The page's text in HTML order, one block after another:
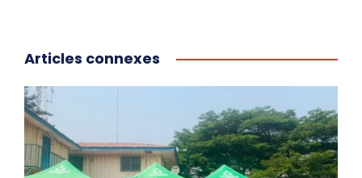
Articles connexes